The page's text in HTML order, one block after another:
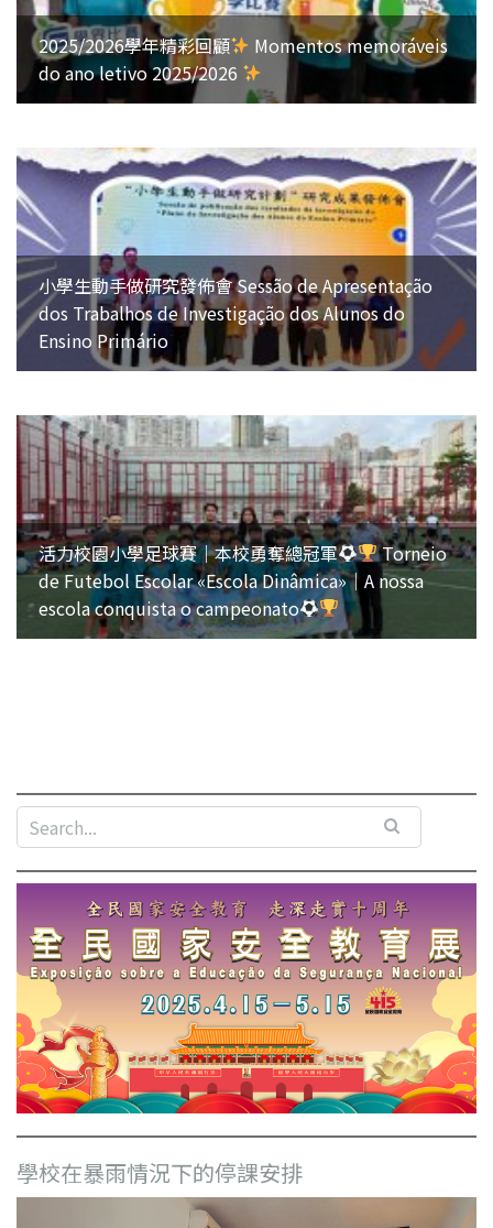
2025/2026學年精彩回顧
Momentos memoráveis
do ano letivo 2025/2026
小學生動手做研究發佈會 Sessão de Apresentação
dos Trabalhos de Investigação dos Alunos do
Ensino Primário
活力校園小學足球賽｜本校勇奪總冠軍
Torneio
de Futebol Escolar «Escola Dinâmica»｜A nossa
escola conquista o campeonato
學校在暴雨情況下的停課安排